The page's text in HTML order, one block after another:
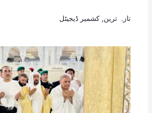
تازہ ترین کشمیر ڈیجیٹل